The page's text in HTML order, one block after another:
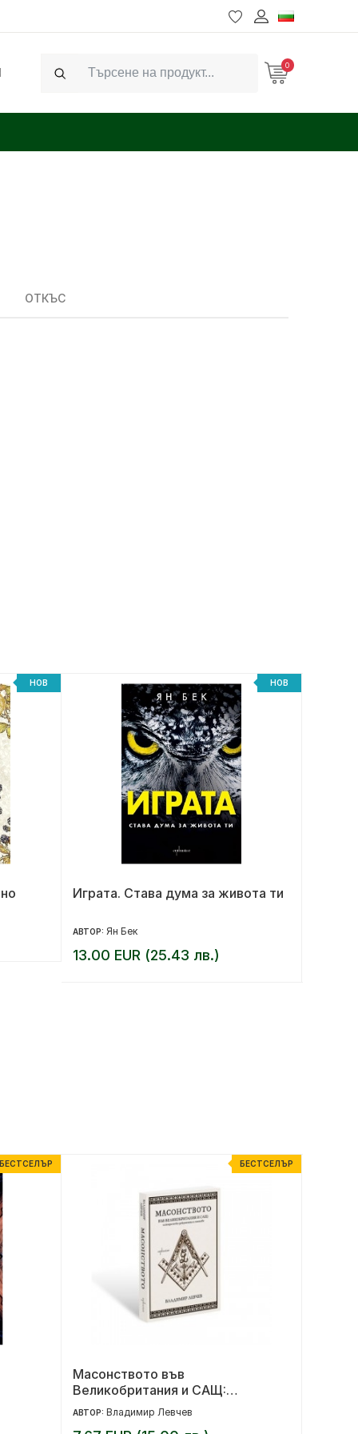
Search
0
ОТКЪС
НОВ НОВ
Играта. Става дума за живота ти
АВТОР: Ян Бек
13.00 EUR (25.43 лв.)
БЕСТСЕЛЪР БЕСТСЕЛЪР
Масонството във
Великобритания и САЩ:
исторически документи и митове
АВТОР: Владимир Левчев